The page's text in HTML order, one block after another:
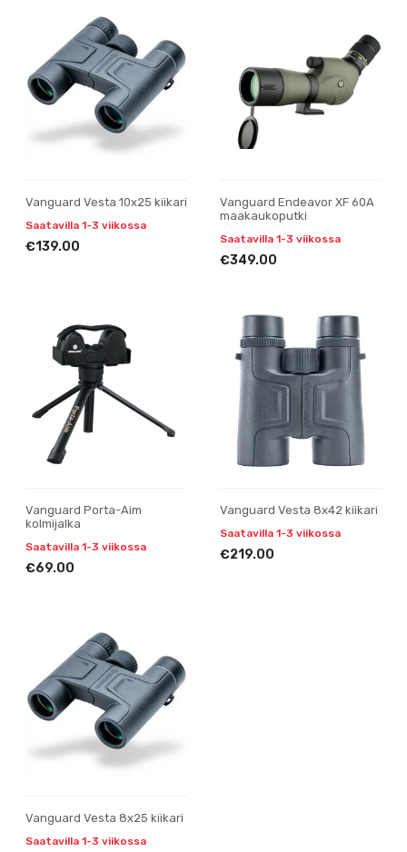
Vanguard Vesta 10x25 kiikari
Saatavilla 1-3 viikossa
€139.00
Vanguard Endeavor XF 60A
maakaukoputki
Saatavilla 1-3 viikossa
€349.00
Vanguard Porta-Aim
kolmijalka
Saatavilla 1-3 viikossa
€69.00
Vanguard Vesta 8x42 kiikari
Saatavilla 1-3 viikossa
€219.00
Vanguard Vesta 8x25 kiikari
Saatavilla 1-3 viikossa